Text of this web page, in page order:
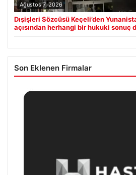
Ağustos 7, 2026
Dışişleri Sözcüsü Keçeli’den
açısından herhangi bir hukuki sonuç
Son Eklenen Firmalar